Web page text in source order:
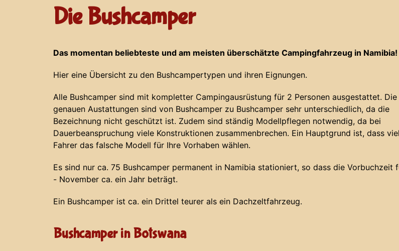
Die Bushcamper
Das momentan beliebteste und am meisten überschätzte Campingfahrzeug in Namibia!
Hier eine Übersicht zu den Bushcampertypen und ihren Eignungen.
Alle Bushcamper sind mit kompletter Campingausrüstung für 2 Personen ausgestattet. Die
genauen Austattungen sind von Bushcamper zu Bushcamper sehr unterschiedlich, da die
Bezeichnung nicht geschützt ist. Zudem sind ständig Modellpflegen notwendig, da bei
Dauerbeanspruchung viele Konstruktionen zusammenbrechen. Ein Hauptgrund ist, dass
Fahrer das falsche Modell für Ihre Vorhaben wählen.
Es sind nur ca. 75 Bushcamper permanent in Namibia stationiert, so dass die Vorbuchzeit
- November ca. ein Jahr beträgt.
Ein Bushcamper ist ca. ein Drittel teurer als ein Dachzeltfahrzeug.
Bushcamper in Botswana